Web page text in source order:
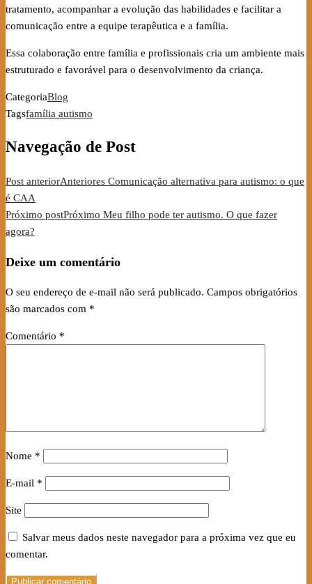
tratamento, acompanhar a evolução das habilidades e facilitar a
comunicação entre a equipe terapêutica e a família.
Essa colaboração entre família e profissionais cria um ambiente mais
estruturado e favorável para o desenvolvimento da criança.
CategoriaBlog
Tagsfamília autismo
Navegação de Post
Post anteriorAnteriores Comunicação alternativa para autismo: o que
é CAA
Próximo postPróximo Meu filho pode ter autismo. O que fazer
agora?
Deixe um comentário
O seu endereço de e-mail não será publicado. Campos obrigatórios
são marcados com *
Comentário *
Nome *
E-mail *
Site
Salvar meus dados neste navegador para a próxima vez que eu
comentar.